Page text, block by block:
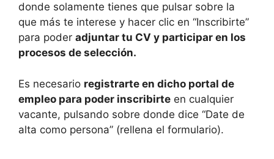
donde solamente tienes que pulsar sobre la
que más te interese y hacer clic en “Inscribirte”
para poder adjuntar tu CV y participar en los
procesos de selección.
Es necesario registrarte en dicho portal de
empleo para poder inscribirte en cualquier
vacante, pulsando sobre donde dice “Date de
alta como persona” (rellena el formulario).